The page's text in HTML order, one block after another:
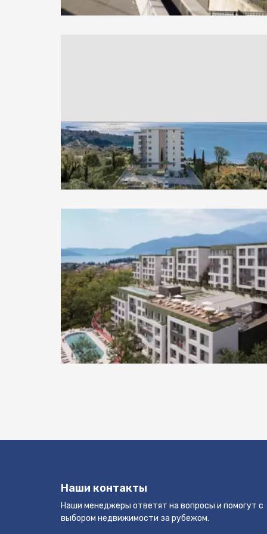
Наши контакты
Наши менеджеры ответят на вопросы и помогут с
выбором недвижимости за рубежом.